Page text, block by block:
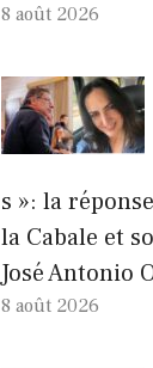
8 août 2026
s »: la
la Cabale et
José Antonio
8 août 2026